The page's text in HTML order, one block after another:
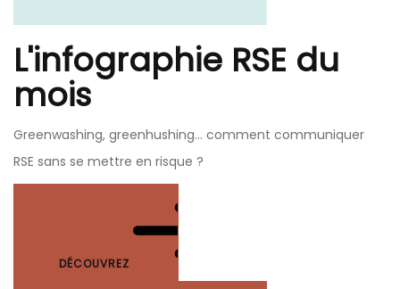
L'infographie RSE du
mois
Greenwashing, greenhushing… comment communiquer
RSE sans se mettre en risque ?
DÉCOUVREZ